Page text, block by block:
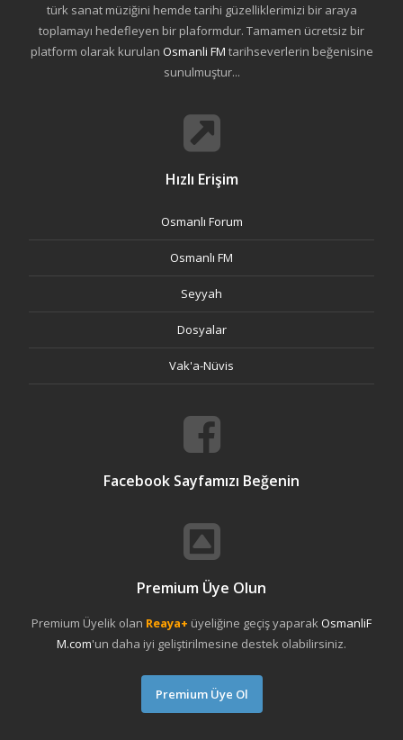
türk sanat müziğini hemde tarihi güzelliklerimizi bir araya
toplamayı hedefleyen bir plaformdur. Tamamen ücretsiz bir
platform olarak kurulan Osmanli FM tarihseverlerin beğenisine
sunulmuştur...
Hızlı Erişim
Osmanlı Forum
Osmanlı FM
Seyyah
Dosyalar
Vak'a-Nüvis
Facebook Sayfamızı Beğenin
Premium Üye Olun
Premium Üyelik olan Reaya+ üyeliğine geçiş yaparakOsmanliF
M.com'un daha iyi geliştirilmesine destek olabilirsiniz.
Premium Üye Ol